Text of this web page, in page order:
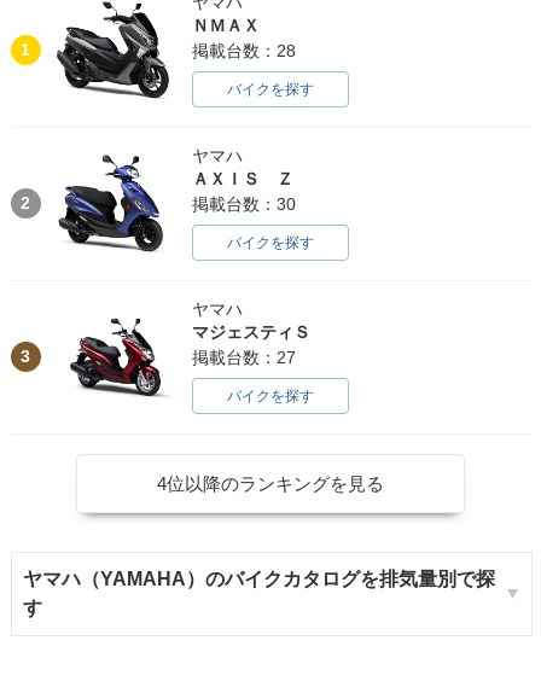
1
ＮＭＡＸ
掲載台数：28
バイクを探す
2
ヤマハ
ＡＸＩＳ Ｚ
掲載台数：30
バイクを探す
3
ヤマハ
マジェスティＳ
掲載台数：27
バイクを探す
4位以降のランキングを見る
ヤマハ（YAMAHA）のバイクカタログを排気量別で探
す